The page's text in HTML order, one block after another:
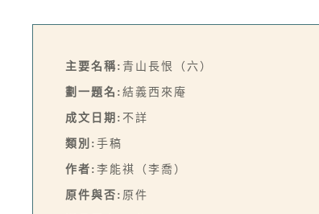
主要名稱: 青山長恨（六）
劃一題名: 結義西來庵
成文日期: 不詳
類別: 手稿
作者: 李能祺（李喬）
原件與否: 原件